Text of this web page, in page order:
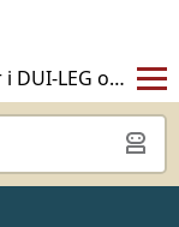
Aktiviteter i DUI-LEG og VIRKE